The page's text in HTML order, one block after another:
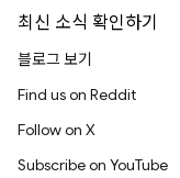
최신 소식 확인하기
블로그 보기
Find us on Reddit
Follow on X
Subscribe on YouTube